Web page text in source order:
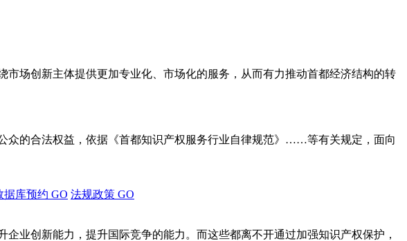
场创新主体提供更加专业化、市场化的服务，从而有力推动首都经济结构的转
众的合法权益，依据《首都知识产权服务行业自律规范》……等有关规定，面向
据库预约 GO 法规政策 GO
业创新能力，提升国际竞争的能力。而这些都离不开通过加强知识产权保护，